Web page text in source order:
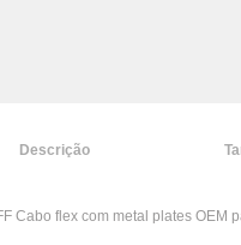
Descrição
Cabo flex com metal plates OEM